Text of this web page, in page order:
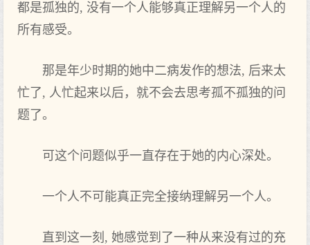
都是孤独的, 没有一个人能够真正理解另一个人的
所有感受。
那是年少时期的她中二病发作的想法, 后来太
忙了, 人忙起来以后，就不会去思考孤不孤独的问
题了。
可这个问题似乎一直存在于她的内心深处。
一个人不可能真正完全接纳理解另一个人。
直到这一刻, 她感觉到了一种从来没有过的充